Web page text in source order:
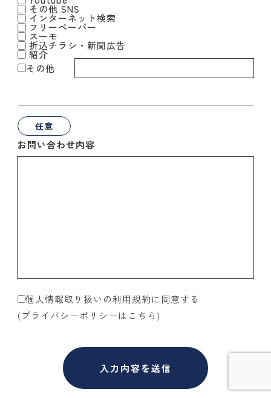
その他 SNS
インターネット検索
フリーペーパー
スーモ
折込チラシ・新聞広告
紹介
その他
任意
お問い合わせ内容
個人情報取り扱いの利用規約に同意する
(プライバシーポリシーはこちら)
このフィールドは空のままにしてください。